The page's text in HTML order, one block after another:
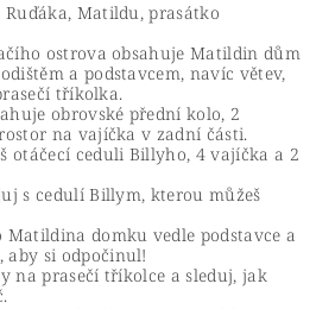
Matildu, prasátko
ostrova obsahuje Matildin dům
a podstavcem, navíc větev,
tříkolka.
obrovské přední kolo, 2
na vajíčka v zadní části.
otáčecí ceduli Billyho, 4 vajíčka a 2
s cedulí Billym, kterou můžeš
Matildina domku vedle podstavce a
aby si odpočinul!
na prasečí tříkolce a sleduj, jak